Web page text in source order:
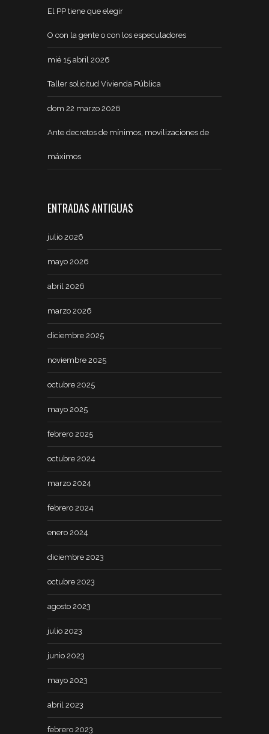
El PP tiene que elegir
O con la gente o con los especuladores
mié 15 abril 2026
Taller solicitud Vivienda Pública
dom 22 marzo 2026
Ante decretos de mínimos, movilizaciones de
máximos
ENTRADAS ANTIGUAS
julio 2026
mayo 2026
abril 2026
marzo 2026
diciembre 2025
noviembre 2025
octubre 2025
mayo 2025
febrero 2025
octubre 2024
marzo 2024
febrero 2024
enero 2024
diciembre 2023
octubre 2023
agosto 2023
julio 2023
junio 2023
mayo 2023
abril 2023
febrero 2023